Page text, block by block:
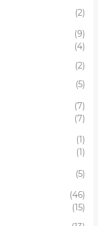
(2)
(9)
(4)
(2)
(5)
(7)
(7)
(1)
(1)
(5)
(46)
(15)